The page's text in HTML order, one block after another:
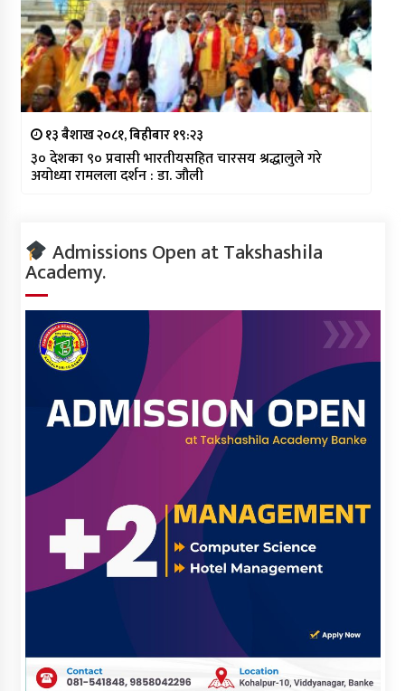
१३ बैशाख २०८१, बिहीबार १९:२३
३० देशका ९० प्रवासी भारतीयसहित चारसय श्रद्धालुले गरे
अयोध्या रामलला दर्शन : डा. जौली
Admissions Open at Takshashila
Academy.